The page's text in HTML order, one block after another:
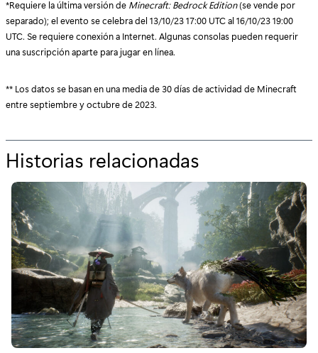
*Requiere la última versión de Minecraft: Bedrock Edition(se vende por
separado); el evento se celebra del 13/10/23 17:00 UTC al 16/10/23 19:00
UTC. Se requiere conexión a Internet. Algunas consolas pueden requerir
una suscripción aparte para jugar en línea.
** Los datos se basan en una media de 30 días de actividad de Minecraft
entre septiembre y octubre de 2023.
Historias relacionadas
o
r
"
M
I
N
E